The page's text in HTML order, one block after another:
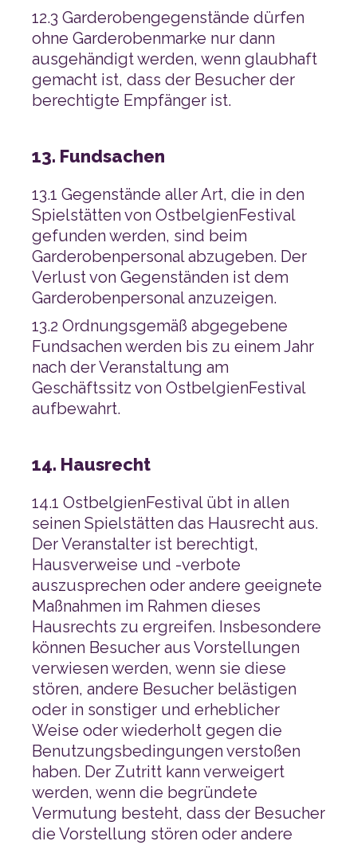
berechtigte Empfänger ist.
13. Fundsachen
Garderobenpersonal anzuzeigen.
aufbewahrt.
14. Hausrecht